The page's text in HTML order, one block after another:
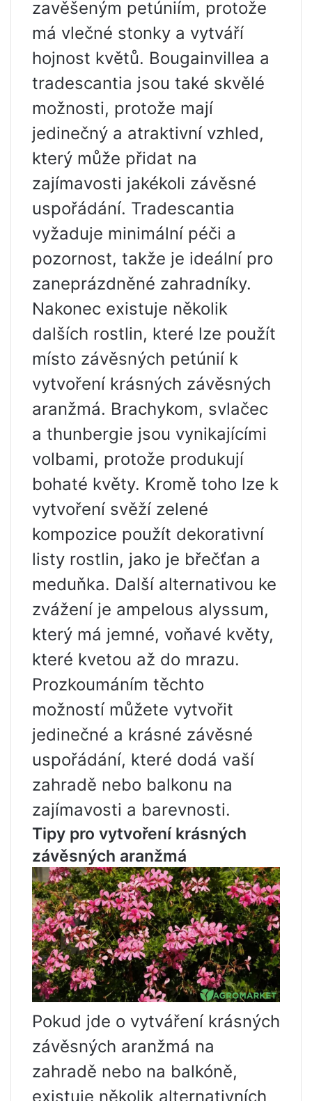
zavěšeným petúniím, protože
má vlečné stonky a vytváří
hojnost květů. Bougainvillea a
tradescantia jsou také skvělé
možnosti, protože mají
jedinečný a atraktivní vzhled,
který může přidat na
zajímavosti jakékoli závěsné
uspořádání. Tradescantia
vyžaduje minimální péči a
pozornost, takže je ideální pro
zaneprázdněné zahradníky.
Nakonec existuje několik
dalších rostlin, které lze použít
místo závěsných petúnií k
vytvoření krásných závěsných
aranžmá. Brachykom, svlačec
a thunbergie jsou vynikajícími
volbami, protože produkují
bohaté květy. Kromě toho lze k
vytvoření svěží zelené
kompozice použít dekorativní
listy rostlin, jako je břečťan a
meduňka. Další alternativou ke
zvážení je ampelous alyssum,
který má jemné, voňavé květy,
které kvetou až do mrazu.
Prozkoumáním těchto
možností můžete vytvořit
jedinečné a krásné závěsné
uspořádání, které dodá vaší
zahradě nebo balkonu na
zajímavosti a barevnosti.
Tipy pro vytvoření krásných
závěsných aranžmá
Pokud jde o vytváření krásných
závěsných aranžmá na
zahradě nebo na balkóně,
existuje několik alternativních